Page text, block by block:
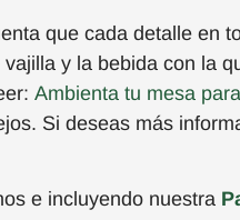
que cada detalle en
y la bebida con la
Ambienta tu mesa
Si deseas más
e incluyendo nuestra P